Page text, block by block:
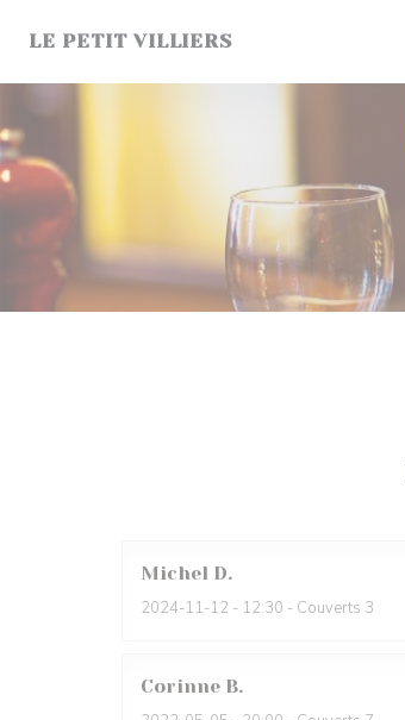
LE PETIT VILLIERS
Michel D
2024-11-12 - 12:30 - Couverts 3
Corinne B